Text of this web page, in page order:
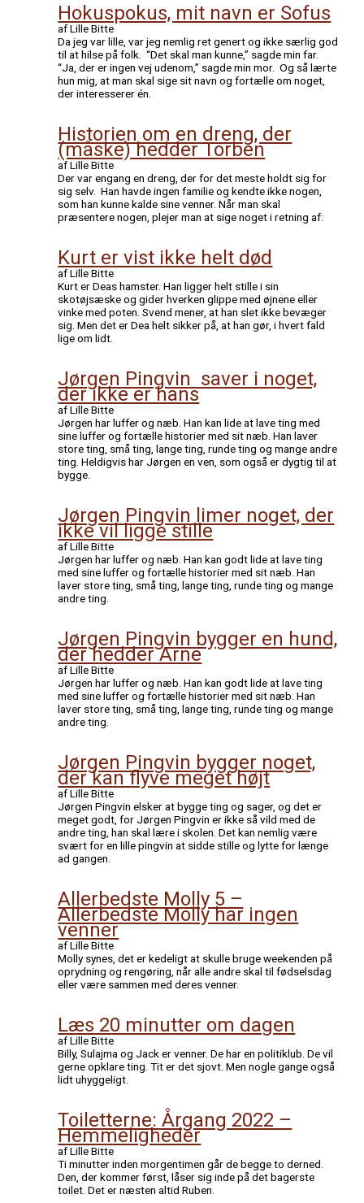
Hokuspokus, mit navn er Sofus
af Lille Bitte
Da jeg var lille, var jeg nemlig ret genert og ikke særlig god
til at hilse på folk. “Det skal man kunne,” sagde min far.
“Ja, der er ingen vej udenom,” sagde min mor. Og så lærte
hun mig, at man skal sige sit navn og fortælle om noget,
der interesserer én.
Historien om en dreng, der
(måske) hedder Torben
af Lille Bitte
Der var engang en dreng, der for det meste holdt sig for
sig selv. Han havde ingen familie og kendte ikke nogen,
som han kunne kalde sine venner. Når man skal
præsentere nogen, plejer man at sige noget i retning af:
Kurt er vist ikke helt død
af Lille Bitte
Kurt er Deas hamster. Han ligger helt stille i sin
skotøjsæske og gider hverken glippe med øjnene eller
vinke med poten. Svend mener, at han slet ikke bevæger
sig. Men det er Dea helt sikker på, at han gør, i hvert fald
lige om lidt.
Jørgen Pingvin saver i noget,
der ikke er hans
af Lille Bitte
Jørgen har luffer og næb. Han kan lide at lave ting med
sine luffer og fortælle historier med sit næb. Han laver
store ting, små ting, lange ting, runde ting og mange andre
ting. Heldigvis har Jørgen en ven, som også er dygtig til at
bygge.
Jørgen Pingvin limer noget, der
ikke vil ligge stille
af Lille Bitte
Jørgen har luffer og næb. Han kan godt lide at lave ting
med sine luffer og fortælle historier med sit næb. Han
laver store ting, små ting, lange ting, runde ting og mange
andre ting.
Jørgen Pingvin bygger en hund,
der hedder Arne
af Lille Bitte
Jørgen har luffer og næb. Han kan godt lide at lave ting
med sine luffer og fortælle historier med sit næb. Han
laver store ting, små ting, lange ting, runde ting og mange
andre ting.
Jørgen Pingvin bygger noget,
der kan flyve meget højt
af Lille Bitte
Jørgen Pingvin elsker at bygge ting og sager, og det er
meget godt, for Jørgen Pingvin er ikke så vild med de
andre ting, han skal lære i skolen. Det kan nemlig være
svært for en lille pingvin at sidde stille og lytte for længe
ad gangen.
Allerbedste Molly 5 –
Allerbedste Molly har ingen
venner
af Lille Bitte
Molly synes, det er kedeligt at skulle bruge weekenden på
oprydning og rengøring, når alle andre skal til fødselsdag
eller være sammen med deres venner.
Læs 20 minutter om dagen
af Lille Bitte
Billy, Sulajma og Jack er venner. De har en politiklub. De vil
gerne opklare ting. Tit er det sjovt. Men nogle gange også
lidt uhyggeligt.
Toiletterne: Årgang 2022 –
Hemmeligheder
af Lille Bitte
Ti minutter inden morgentimen går de begge to derned.
Den, der kommer først, låser sig inde på det bagerste
toilet. Det er næsten altid Ruben.